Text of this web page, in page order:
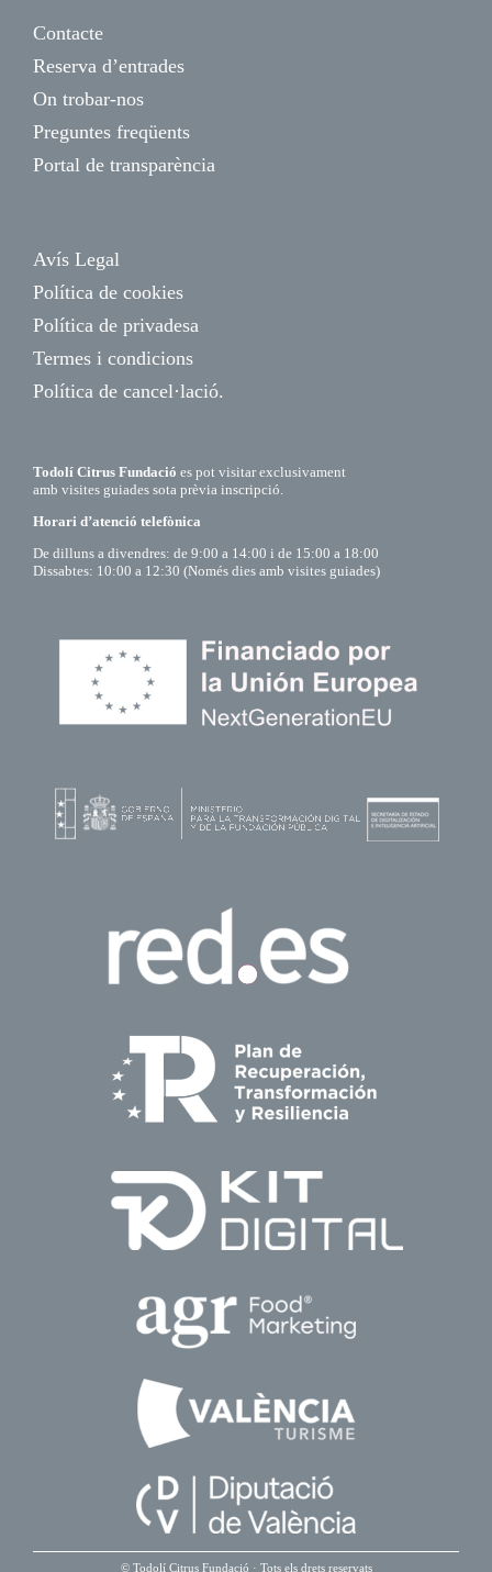
Contacte
Reserva d’entrades
On trobar-nos
Preguntes freqüents
Portal de transparència
Avís Legal
Política de cookies
Política de privadesa
Termes i condicions
Política de cancel·lació.
Todolí Citrus Fundació es pot visitar exclusivament
amb visites guiades sota prèvia inscripció.
Horari d’atenció telefònica
De dilluns a divendres: de 9:00 a 14:00 i de 15:00 a 18:00
Dissabtes: 10:00 a 12:30 (Només dies amb visites guiades)
© Todolí Citrus Fundació · Tots els drets reservats